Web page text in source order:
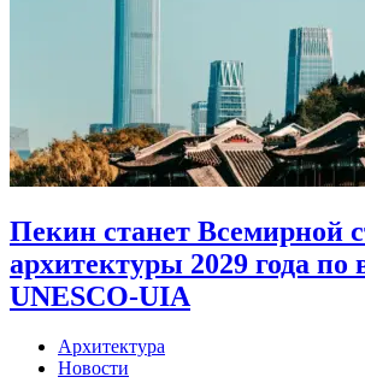
Пекин станет Всемирной
архитектуры 2029 года по
UNESCO-UIA
Архитектура
Новости